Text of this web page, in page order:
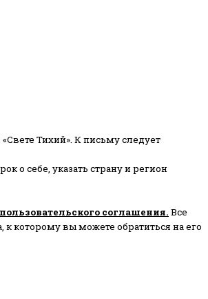
Тихий». К письму следует
о себе, указать страну и регион
пользовательского соглашения. Все
к которому вы можете обратиться на его